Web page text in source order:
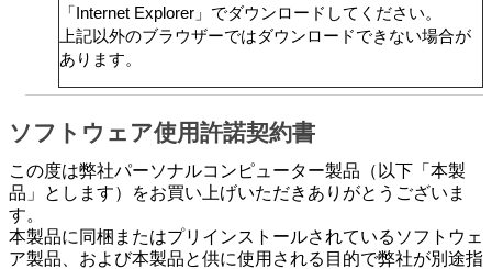
「Internet Explorer」でダウンロードしてください。
上記以外のブラウザーではダウンロードできない場合が
あります。
ソフトウェア使用許諾契約書
この度は弊社パーソナルコンピューター製品（以下「本製
品」とします）をお買い上げいただきありがとうございま
す。
本製品に同梱またはプリインストールされているソフトウェ
ア製品、および本製品と供に使用される目的で弊社が別途指